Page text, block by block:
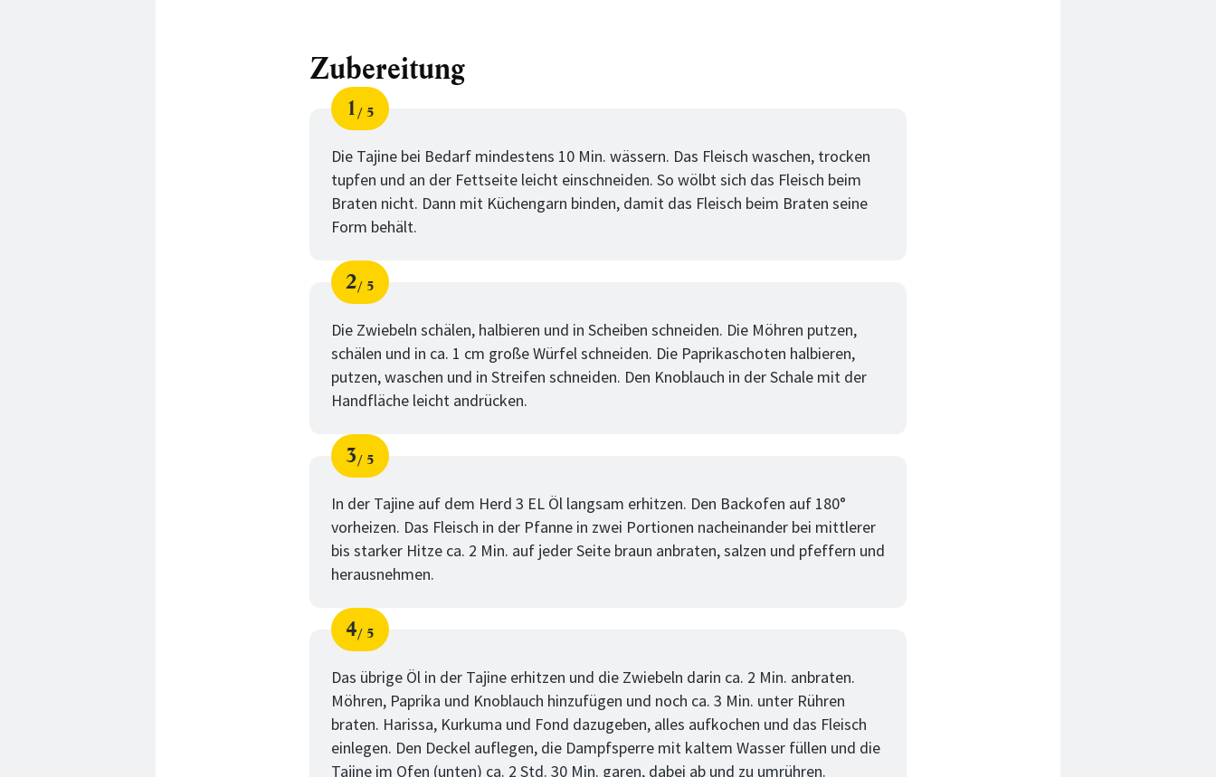
Zubereitung
Schritt
1
von
5
Die Tajine bei Bedarf mindestens 10 Min. wässern. Das Fleisch waschen, trocken
tupfen und an der Fettseite leicht einschneiden. So wölbt sich das Fleisch beim
Braten nicht. Dann mit Küchengarn binden, damit das Fleisch beim Braten seine
Form behält.
Schritt
2
von
5
Die Zwiebeln schälen, halbieren und in Scheiben schneiden. Die Möhren putzen,
schälen und in ca. 1 cm große Würfel schneiden. Die Paprikaschoten halbieren,
putzen, waschen und in Streifen schneiden. Den Knoblauch in der Schale mit der
Handfläche leicht andrücken.
Schritt
3
von
5
In der Tajine auf dem Herd 3 EL Öl langsam erhitzen. Den Backofen auf 180°
vorheizen. Das Fleisch in der Pfanne in zwei Portionen nacheinander bei mittlerer
bis starker Hitze ca. 2 Min. auf jeder Seite braun anbraten, salzen und pfeffern und
herausnehmen.
Schritt
4
von
5
Das übrige Öl in der Tajine erhitzen und die Zwiebeln darin ca. 2 Min. anbraten.
Möhren, Paprika und Knoblauch hinzufügen und noch ca. 3 Min. unter Rühren
braten. Harissa, Kurkuma und Fond dazugeben, alles aufkochen und das Fleisch
einlegen. Den Deckel auflegen, die Dampfsperre mit kaltem Wasser füllen und die
Tajine im Ofen (unten) ca. 2 Std. 30 Min. garen, dabei ab und zu umrühren.